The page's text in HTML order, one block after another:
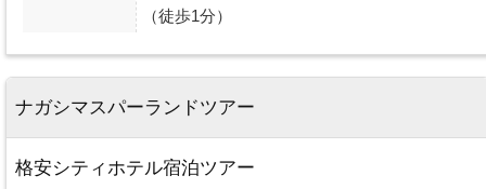
（徒歩1分）
ナガシマスパーランドツアー
格安シティホテル宿泊ツアー